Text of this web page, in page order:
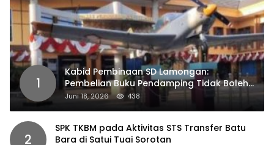
1
Kabid Pembinaan SD Lamongan:
Pembelian Buku Pendamping Tidak Boleh
Dipaksakan
Juni 18, 2026 438
2
SPK TKBM pada Aktivitas STS Transfer Batu
Bara di Satui Tuai Sorotan